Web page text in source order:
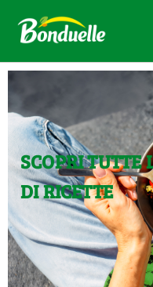
SCOPRI TUTTE
DI RICETTE